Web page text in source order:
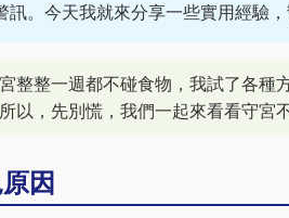
。今天我就來分享一些實用經驗，
整整一週都不碰食物，我試了各種
以，先別慌，我們一起來看看守宮
因